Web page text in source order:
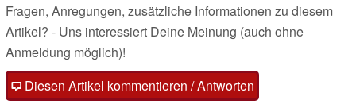
Fragen, Anregungen, zusätzliche Informationen zu diesem
Artikel? - Uns interessiert Deine Meinung (auch ohne
Anmeldung möglich)!
Diesen Artikel kommentieren / Antworten